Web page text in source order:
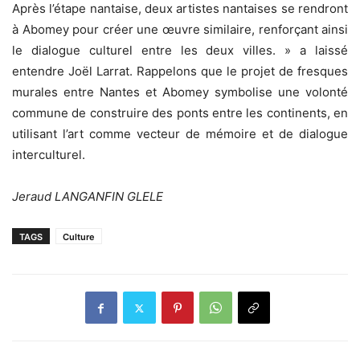
Après l’étape nantaise, deux artistes nantaises se rendront
à Abomey pour créer une œuvre similaire, renforçant ainsi
le dialogue culturel entre les deux villes. » a laissé
entendre Joël Larrat. Rappelons que le projet de fresques
murales entre Nantes et Abomey symbolise une volonté
commune de construire des ponts entre les continents, en
utilisant l’art comme vecteur de mémoire et de dialogue
interculturel.
Jeraud LANGANFIN GLELE
TAGS Culture